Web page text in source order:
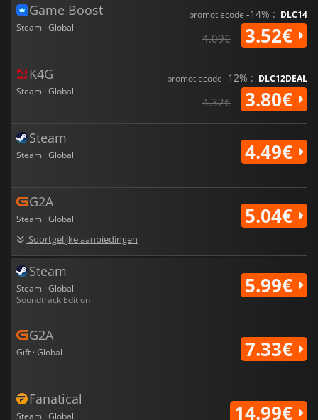
Game Boost
Steam · Global
promotiecode -14% : DLC14
4.09€ 3.52€
K4G
Steam · Global
promotiecode -12% : DLC12DEAL
4.32€ 3.80€
Steam
Steam · Global 4.49€
G2A
Steam · Global
Soortgelijke aanbiedingen
5.04€
Steam
Steam · Global
Soundtrack Edition
5.99€
G2A
Gift · Global 7.33€
Fanatical
Steam · Global 14.99€